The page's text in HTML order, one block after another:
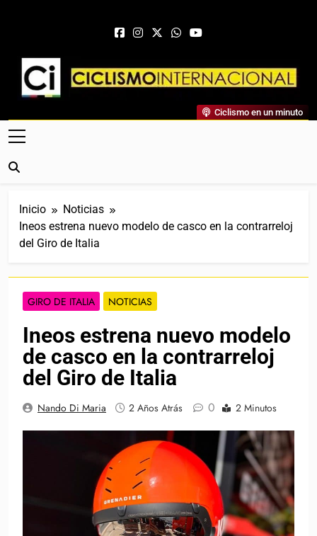
Ciclismo Internacional
Web Dedicada Al Ciclismo Mundial. Entrevistas, Análisis,
Crónicas, Previas Y Más. La Web Ciclista De Referencia.
Ciclismo en un minuto
Inicio
Noticias
Ineos estrena nuevo modelo de casco en la contrarreloj
del Giro de Italia
GIRO DE ITALIA NOTICIAS
Ineos estrena nuevo modelo
de casco en la contrarreloj
del Giro de Italia
Nando Di Maria 2 Años Atrás 0 2 Minutos